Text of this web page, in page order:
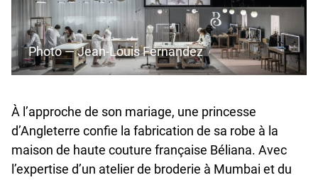
Photo — Jean-Louis Fernandez
À l’approche de son mariage, une princesse
d’Angleterre confie la fabrication de sa robe à la
maison de haute couture française Béliana. Avec
l’expertise d’un atelier de broderie à Mumbai et du